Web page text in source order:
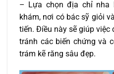
– Lựa chọn địa chỉ nha
khám, nơi có bác sỹ giỏi
tiến. Điều này sẽ giúp việc
tránh các biến chứng và
trám kẽ răng sâu đẹp.